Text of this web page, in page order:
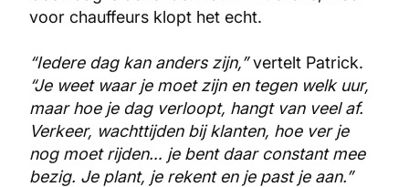
voor chauffeurs klopt het echt.
“Iedere dag kan anders zijn,”vertelt Patrick.
“Je weet waar je moet zijn en tegen welk uur,
maar hoe je dag verloopt, hangt van veel af.
Verkeer, wachttijden bij klanten, hoe ver je
nog moet rijden… je bent daar constant mee
bezig. Je plant, je rekent en je past je aan.”